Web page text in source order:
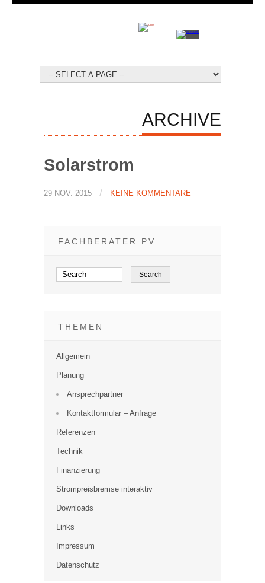
ARCHIVE
Solarstrom
29 NOV. 2015 / KEINE KOMMENTARE
FACHBERATER PV
THEMEN
Allgemein
Planung
Ansprechpartner
Kontaktformular – Anfrage
Referenzen
Technik
Finanzierung
Strompreisbremse interaktiv
Downloads
Links
Impressum
Datenschutz